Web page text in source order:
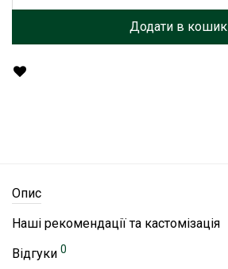
Додати в кошик
Опис
Наші рекомендації та кастомізація
Відгуки 0